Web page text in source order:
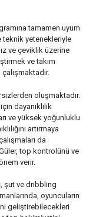
tamamen uyum
teknik yetenekleriyle
ve çeviklik üzerine
ve takım
oluşmaktadır.
dayanıklılık
ve yüksek yoğunluklu
artırmaya
da
top kontrolünü ve
verir.
şut ve dribbling
oyuncuların
geliştirebilecekleri